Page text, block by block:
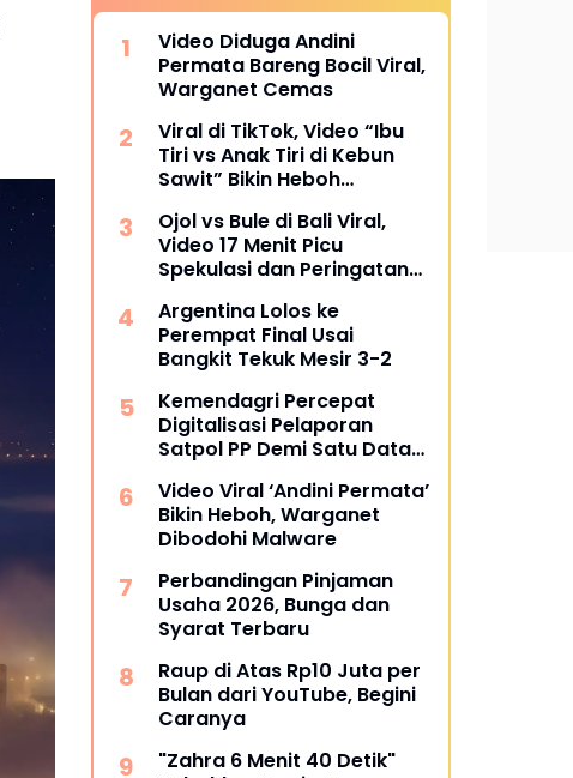
Video Diduga Andini
Permata Bareng Bocil Viral,
Warganet Cemas
Viral di TikTok, Video “Ibu
Tiri vs Anak Tiri di Kebun
Sawit” Bikin Heboh
Ojol vs Bule di Bali Viral,
Video 17 Menit Picu
Spekulasi dan Peringatan
Argentina Lolos ke
Perempat Final Usai
Bangkit Tekuk Mesir 3-2
Kemendagri Percepat
Digitalisasi Pelaporan
Satpol PP Demi Satu Data
Video Viral ‘Andini Permata’
Bikin Heboh, Warganet
Dibodohi Malware
Perbandingan Pinjaman
Usaha 2026, Bunga dan
Syarat Terbaru
Raup di Atas Rp10 Juta per
Bulan dari YouTube, Begini
Caranya
"Zahra 6 Menit 40 Detik"